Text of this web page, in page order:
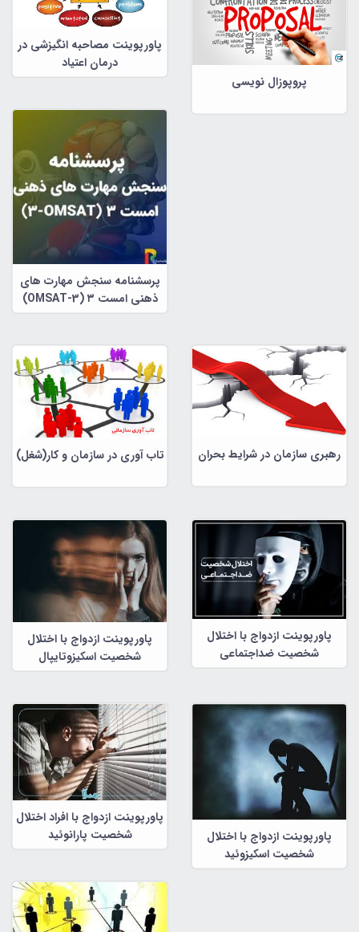
پروپوزال نویسی
پاورپوینت مصاحبه انگیزشی در
درمان اعتیاد
پرسشنامه سنجش مهارت های
ذهنی امست ۳ (OMSAT-3)
رهبری سازمان در شرایط بحران تاب آوری در سازمان و کار(شغل)
پاورپوینت ازدواج با اختلال
شخصیت ضداجتماعی
پاورپوینت ازدواج با اختلال
شخصیت اسکیزوتایپال
پاورپوینت ازدواج با اختلال
شخصیت اسکیزوئید
پاورپوینت ازدواج با افراد اختلال
شخصیت پارانوئید